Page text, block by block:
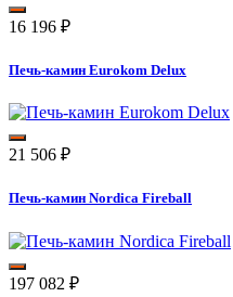
16 196 ₽
Печь-камин Eurokom Delux
21 506 ₽
Печь-камин Nordica Fireball
197 082 ₽